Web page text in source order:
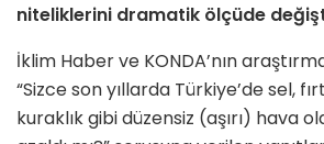
niteliklerini dramatik ölçüde
İklim Haber ve KONDA’nın
“Sizce son yıllarda Türkiye’de sel,
kuraklık gibi düzensiz (aşırı) hava